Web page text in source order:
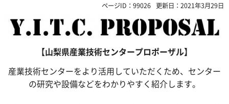
ページID：99026 更新日：2021年3月29日
【山梨県産業技術センタープロポーザル】
産業技術センターをより活用していただくため、センター
の研究や設備などをわかりやすく紹介します。